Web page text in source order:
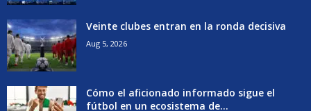
Veinte clubes entran en la ronda decisiva
Aug 5, 2026
Cómo el aficionado informado sigue el
fútbol en un ecosistema de...